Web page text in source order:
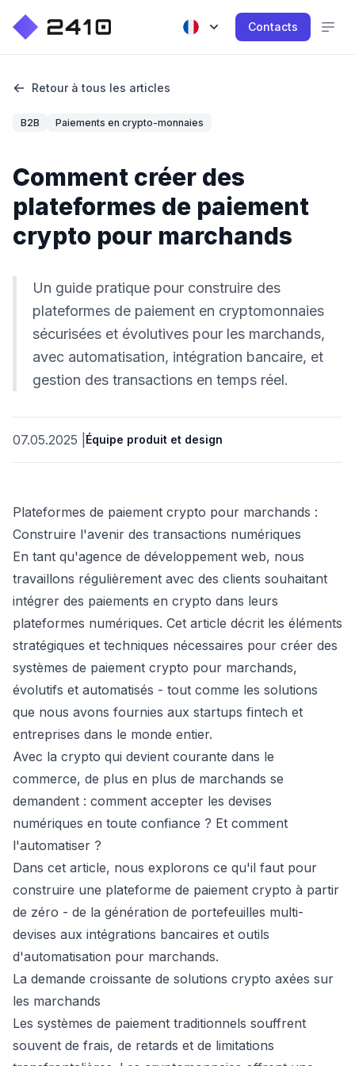
Contacts
Retour à tous les articles
B2B Paiements en crypto-monnaies
Comment créer des
plateformes de paiement
crypto pour marchands
Un guide pratique pour construire des
plateformes de paiement en cryptomonnaies
sécurisées et évolutives pour les marchands,
avec automatisation, intégration bancaire, et
gestion des transactions en temps réel.
07.05.2025 Équipe produit et design
Plateformes de paiement crypto pour marchands :
Construire l'avenir des transactions numériques
En tant qu'agence de développement web, nous
travaillons régulièrement avec des clients souhaitant
intégrer des paiements en crypto dans leurs
plateformes numériques. Cet article décrit les éléments
stratégiques et techniques nécessaires pour créer des
systèmes de paiement crypto pour marchands,
évolutifs et automatisés - tout comme les solutions
que nous avons fournies aux startups fintech et
entreprises dans le monde entier.
Avec la crypto qui devient courante dans le
commerce, de plus en plus de marchands se
demandent : comment accepter les devises
numériques en toute confiance ? Et comment
l'automatiser ?
Dans cet article, nous explorons ce qu'il faut pour
construire une plateforme de paiement crypto à partir
de zéro - de la génération de portefeuilles multi-
devises aux intégrations bancaires et outils
d'automatisation pour marchands.
La demande croissante de solutions crypto axées sur
les marchands
Les systèmes de paiement traditionnels souffrent
souvent de frais, de retards et de limitations